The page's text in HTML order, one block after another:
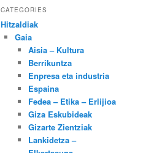
CATEGORIES
Hitzaldiak
Gaia
Aisia – Kultura
Berrikuntza
Enpresa eta industria
Espaina
Fedea – Etika – Erlijioa
Giza Eskubideak
Gizarte Zientziak
Lankidetza –